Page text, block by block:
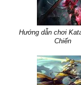
Hướng dẫn chơi
Chiến